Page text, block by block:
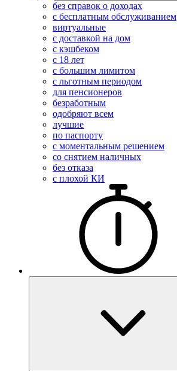
без справок о доходах
с бесплатным обслуживанием
виртуальные
с доставкой на дом
с кэшбеком
с 18 лет
с большим лимитом
с льготным периодом
для пенсионеров
безработным
одобряют всем
лучшие
по паспорту
с моментальным решением
со снятием наличных
без отказа
с плохой КИ